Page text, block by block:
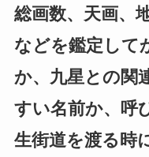
総画数、天画、
などを鑑定して
か、九星との関
すい名前か、呼
生街道を渡る時